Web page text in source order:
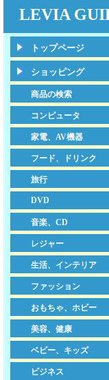
LEVIA
トップページ
ショッピング
商品の検索
コンピュータ
家電、AV機器
フード、ドリンク
旅行
DVD
音楽、CD
レジャー
生活、インテリア
ファッション
おもちゃ、ホビー
美容、健康
ベビー、キッズ
ビジネス